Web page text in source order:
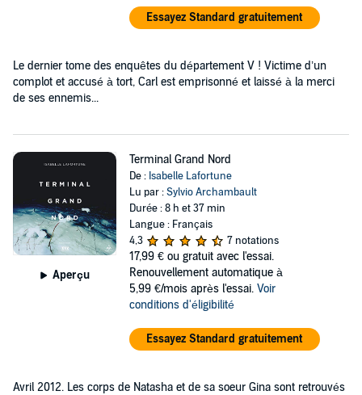
Essayez Standard gratuitement
Le dernier tome des enquêtes du département V ! Victime d’un
complot et accusé à tort, Carl est emprisonné et laissé à la merci
de ses ennemis...
Aperçu
Terminal Grand Nord
De : Isabelle Lafortune
Lu par :Sylvio Archambault
Durée : 8 h et 37 min
Langue : Français
4,3
7 notations
17,99 € ou gratuit avec l'essai.
Renouvellement automatique à
5,99 €/mois après l'essai. Voir
conditions d'éligibilité
Essayez Standard gratuitement
Avril 2012. Les corps de Natasha et de sa soeur Gina sont retrouvés